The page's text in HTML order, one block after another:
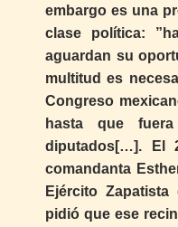
embargo es una
clase política:
aguardan su
multitud es
Congreso
hasta que
diputados[…]. El
comandanta
Ejército
pidió que ese